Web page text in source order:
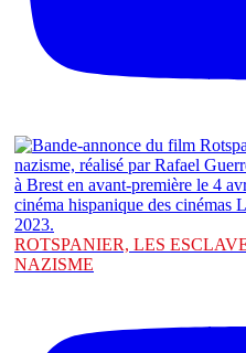
ROTSPANIER, LES
NAZISME